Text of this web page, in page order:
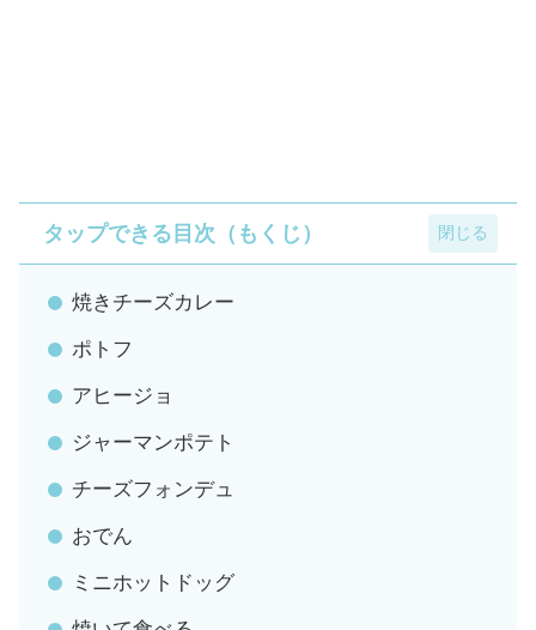
タップできる目次（もくじ）
焼きチーズカレー
ポトフ
アヒージョ
ジャーマンポテト
チーズフォンデュ
おでん
ミニホットドッグ